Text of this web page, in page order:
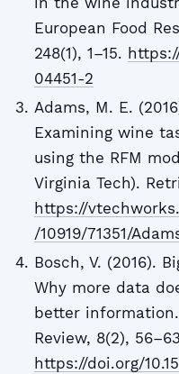
European Food
248(1), 1–15.
04451-2
Adams, M. E.
Examining wine
using the RFM
Virginia Tech).
https://
/10919/71351/
Bosch, V. (2016).
Why more data
better
Review, 8(2),
https://doi.org/